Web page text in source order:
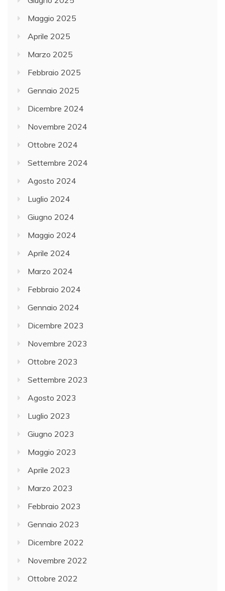
Maggio 2025
Aprile 2025
Marzo 2025
Febbraio 2025
Gennaio 2025
Dicembre 2024
Novembre 2024
Ottobre 2024
Settembre 2024
Agosto 2024
Luglio 2024
Giugno 2024
Maggio 2024
Aprile 2024
Marzo 2024
Febbraio 2024
Gennaio 2024
Dicembre 2023
Novembre 2023
Ottobre 2023
Settembre 2023
Agosto 2023
Luglio 2023
Giugno 2023
Maggio 2023
Aprile 2023
Marzo 2023
Febbraio 2023
Gennaio 2023
Dicembre 2022
Novembre 2022
Ottobre 2022